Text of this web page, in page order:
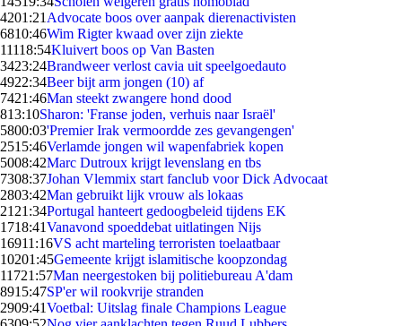
4201:21 Advocate boos over aanpak dierenactivisten
6810:46Wim Rigter kwaad over zijn ziekte
11118:54Kluivert boos op Van Basten
3423:24Brandweer verlost cavia uit speelgoedauto
4922:34Beer bijt arm jongen (10) af
7421:46Man steekt zwangere hond dood
813:10Sharon: 'Franse joden, verhuis naar Israël'
5800:03'Premier Irak vermoordde zes gevangengen'
2515:46Verlamde jongen wil wapenfabriek kopen
5008:42Marc Dutroux krijgt levenslang en tbs
7308:37Johan Vlemmix start fanclub voor Dick Advocaat
2803:42Man gebruikt lijk vrouw als lokaas
21 21:34Portugal hanteert gedoogbeleid tijdens EK
1718:41Vanavond spoeddebat uitlatingen Nijs
16911:16VS acht marteling terroristen toelaatbaar
10201:45Gemeente krijgt islamitische koopzondag
11721:57Man neergestoken bij politiebureau A'dam
8915:47SP'er wil rookvrije stranden
2909:41Voetbal: Uitslag finale Champions League